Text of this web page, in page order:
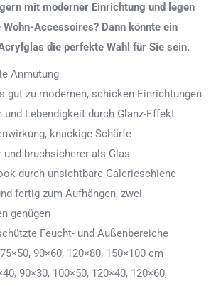
mit moderner Einrichtung und legen
Accessoires? Dann könnte ein
die perfekte Wahl für Sie sein.
Anmutung
gut zu modernen, schicken Einrichtungen
und Lebendigkeit durch Glanz-Effekt
knackige Schärfe
bruchsicherer als Glas
durch unsichtbare Galerieschiene
fertig zum Aufhängen, zwei
genügen
Feucht- und Außenbereiche
90×60, 120×80, 150×100 cm
90×30, 100×50, 120×40, 120×60,